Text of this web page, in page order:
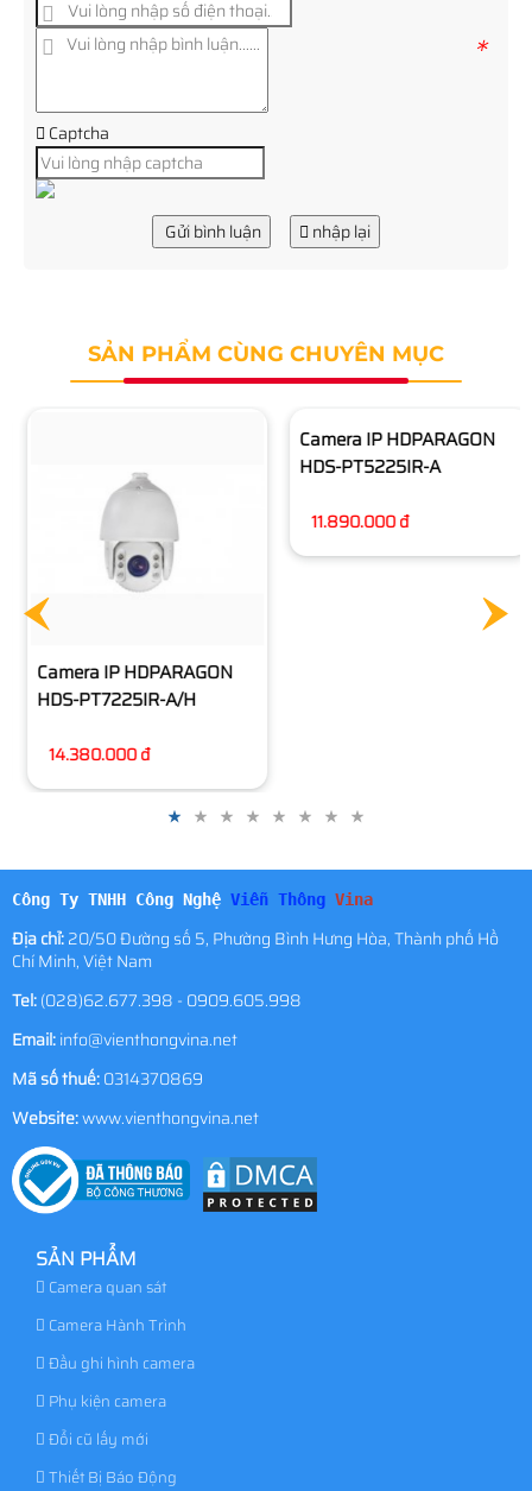
*
Captcha
Gửi bình luận nhập lại
SẢN PHẨM CÙNG CHUYÊN MỤC
Camera IP HDPARAGON
HDS-PT7225IR-A/H
14.380.000 đ
Công Ty TNHH Công Nghệ Viễn Thông Vina
Địa chỉ:20/50 Đường số 5, Phường Bình Hưng Hòa, Thành phố Hồ
Chí Minh, Việt Nam
Tel:(028)62.677.398 - 0909.605.998
Email:info@vienthongvina.net
Mã số thuế:0314370869
Website:www.vienthongvina.net
SẢN PHẨM
Camera quan sát
Camera Hành Trình
Đầu ghi hình camera
Phụ kiện camera
Đổi cũ lấy mới
Thiết Bị Báo Động